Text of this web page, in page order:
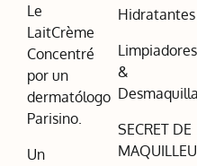
Le
LaitCrème
Concentré
por un
dermatólogo
Parisino.
Un
Hidratantes
Limpiadores
&
SECRET DE